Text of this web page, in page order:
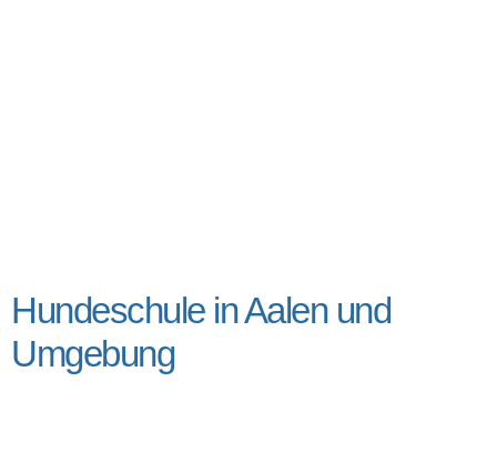
Hundeschule in Aalen und
Umgebung